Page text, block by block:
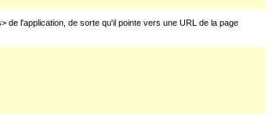
de l'application, de sorte qu'il pointe vers une URL de la page